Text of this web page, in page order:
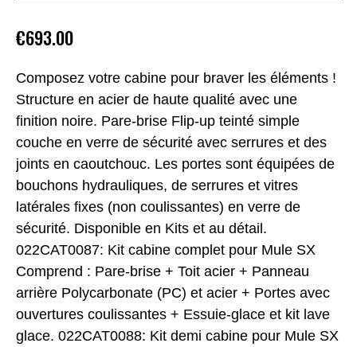
Composez votre cabine pour braver les éléments !
Structure en acier de haute qualité avec une
finition noire. Pare-brise Flip-up teinté simple
couche en verre de sécurité avec serrures et des
joints en caoutchouc. Les portes sont équipées de
bouchons hydrauliques, de serrures et vitres
latérales fixes (non coulissantes) en verre de
sécurité. Disponible en Kits et au détail.
022CAT0087: Kit cabine complet pour Mule SX
Comprend : Pare-brise + Toit acier + Panneau
arrière Polycarbonate (PC) et acier + Portes avec
ouvertures coulissantes + Essuie-glace et kit lave
glace. 022CAT0088: Kit demi cabine pour Mule SX
€693.00